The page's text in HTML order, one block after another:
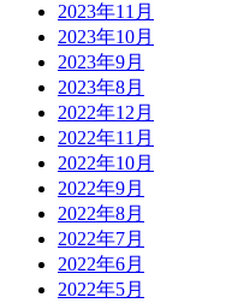
2023年11月
2023年10月
2023年9月
2023年8月
2022年12月
2022年11月
2022年10月
2022年9月
2022年8月
2022年7月
2022年6月
2022年5月